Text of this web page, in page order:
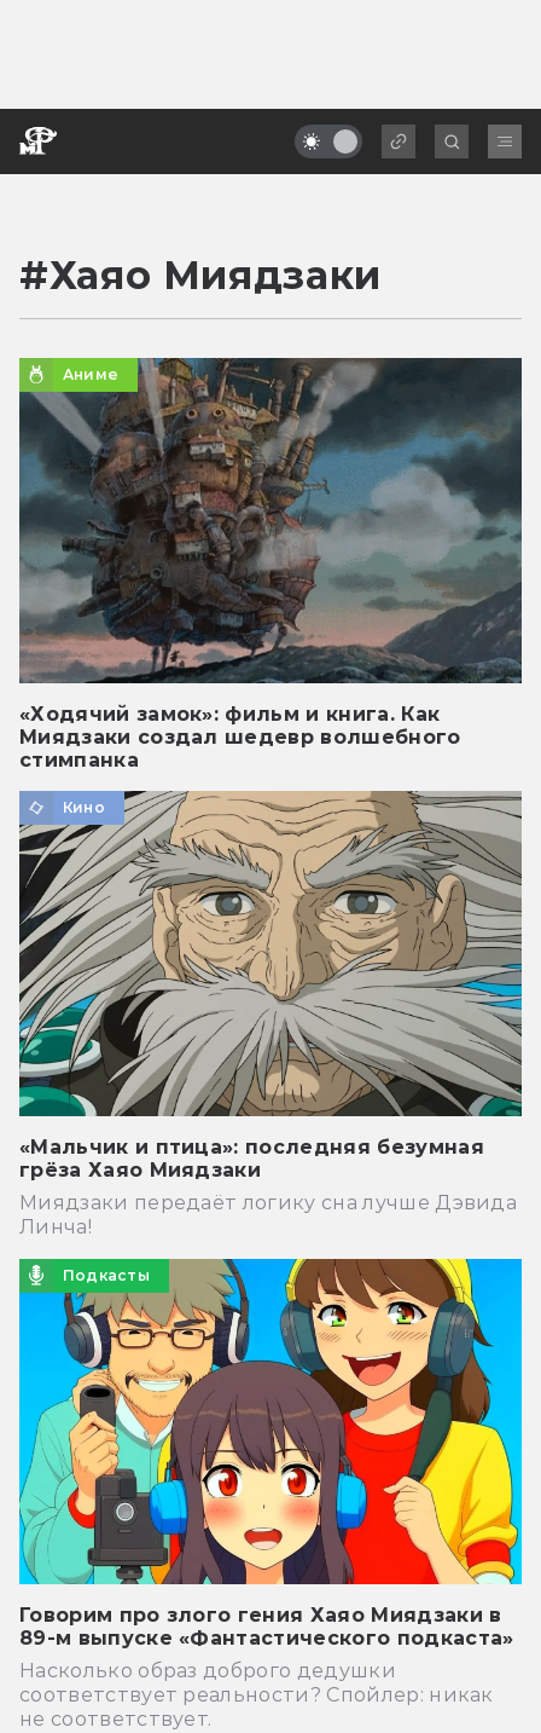
#Хаяо Миядзаки
Аниме
«Ходячий замок»: фильм и книга. Как
Миядзаки создал шедевр волшебного
стимпанка
Кино
«Мальчик и птица»: последняя безумная
грёза Хаяо Миядзаки
Миядзаки передаёт логику сна лучше Дэвида
Линча!
Подкасты
Говорим про злого гения Хаяо Миядзаки в
89-м выпуске «Фантастического подкаста»
Насколько образ доброго дедушки
соответствует реальности? Спойлер: никак
не соответствует.